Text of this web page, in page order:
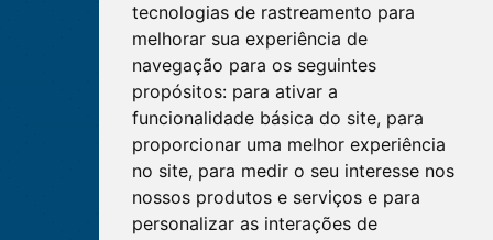
tecnologias de rastreamento para
melhorar sua experiência de
navegação para os seguintes
propósitos: para ativar a
funcionalidade básica do site, para
proporcionar uma melhor experiência
no site, para medir o seu interesse nos
nossos produtos e serviços e para
personalizar as interações de